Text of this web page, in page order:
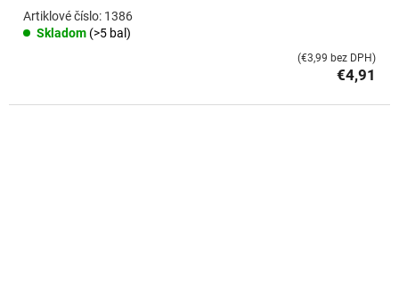
Skladom (>5 bal)
1386
€4,91
(€3,99 bez DPH)